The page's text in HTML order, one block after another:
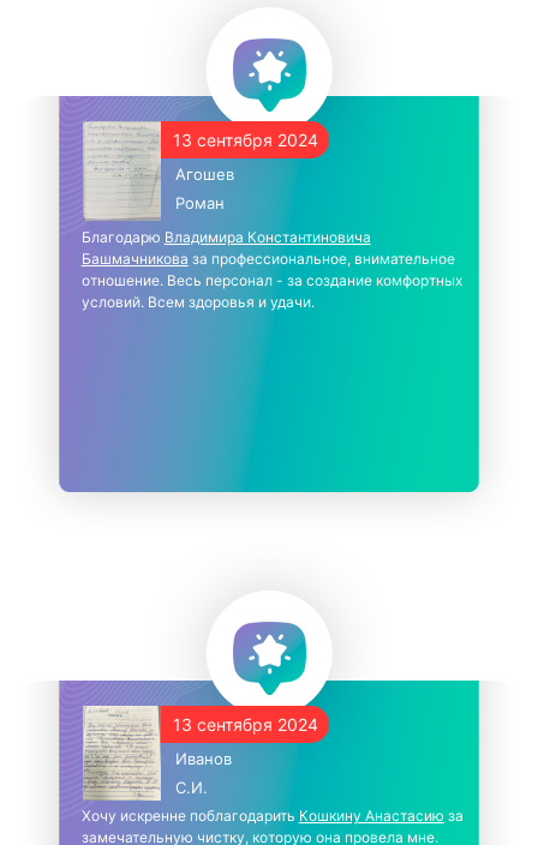
13 сентября 2024
Агошев
Роман
Благодарю Владимира Константиновича
Башмачникова за профессиональное, внимательное
отношение. Весь персонал - за создание комфортных
условий. Всем здоровья и удачи.
13 сентября 2024
Иванов
С.И.
Хочу искренне поблагодарить Кошкину Анастасию за
замечательную чистку, которую она провела мне.